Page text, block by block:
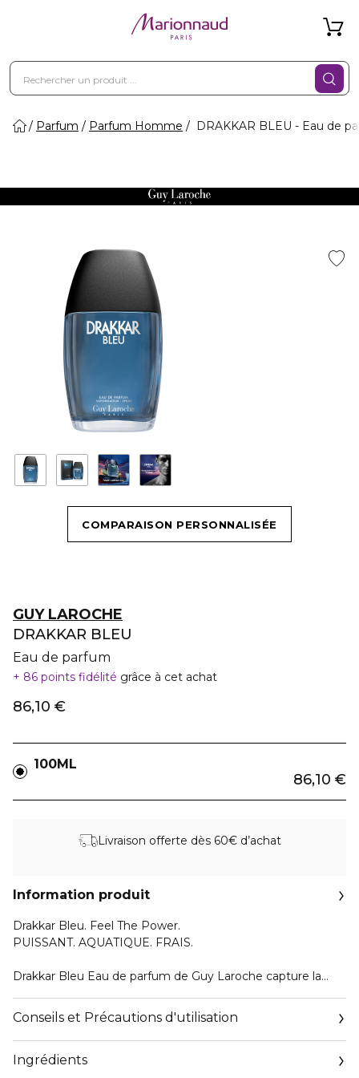
Parfum Parfum Homme DRAKKAR BLEU - Eau de
COMPARAISON PERSONNALISÉE
GUY LAROCHE
DRAKKAR BLEU
Eau de parfum
86 points fidélité grâce à cet achat
86,10 €
100ML
86,10 €
Livraison offerte dès 60€ d’achat
Information produit
Drakkar Bleu. Feel The Power.
PUISSANT. AQUATIQUE. FRAIS.
Drakkar Bleu Eau de parfum de Guy Laroche capture la
L'énergie indomptée des vagues déferlantes encapsulée
dans un flacon d'un bleu profond, faisant écho aux
profondeurs tumultueuses de la mer.
Conseils et Précautions d'utilisation
Ingrédients